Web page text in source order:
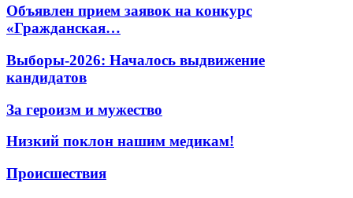
Объявлен прием заявок на конкурс
«Гражданская…
Выборы-2026: Началось выдвижение
кандидатов
За героизм и мужество
Низкий поклон нашим медикам!
Происшествия